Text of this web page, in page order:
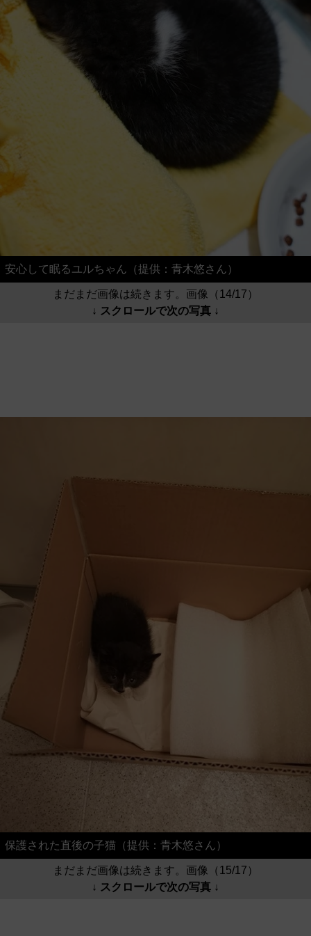
安心して眠るユルちゃん（提供：青木悠さん）
まだまだ画像は続きます。画像（14/17）
↓ スクロールで次の写真 ↓
保護された直後の子猫（提供：青木悠さん）
まだまだ画像は続きます。画像（15/17）
↓ スクロールで次の写真 ↓